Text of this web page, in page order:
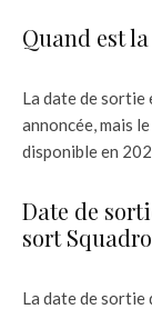
Quand est
La date de sortie
annoncée, mais
disponible en
Date de
sort
La date de sortie